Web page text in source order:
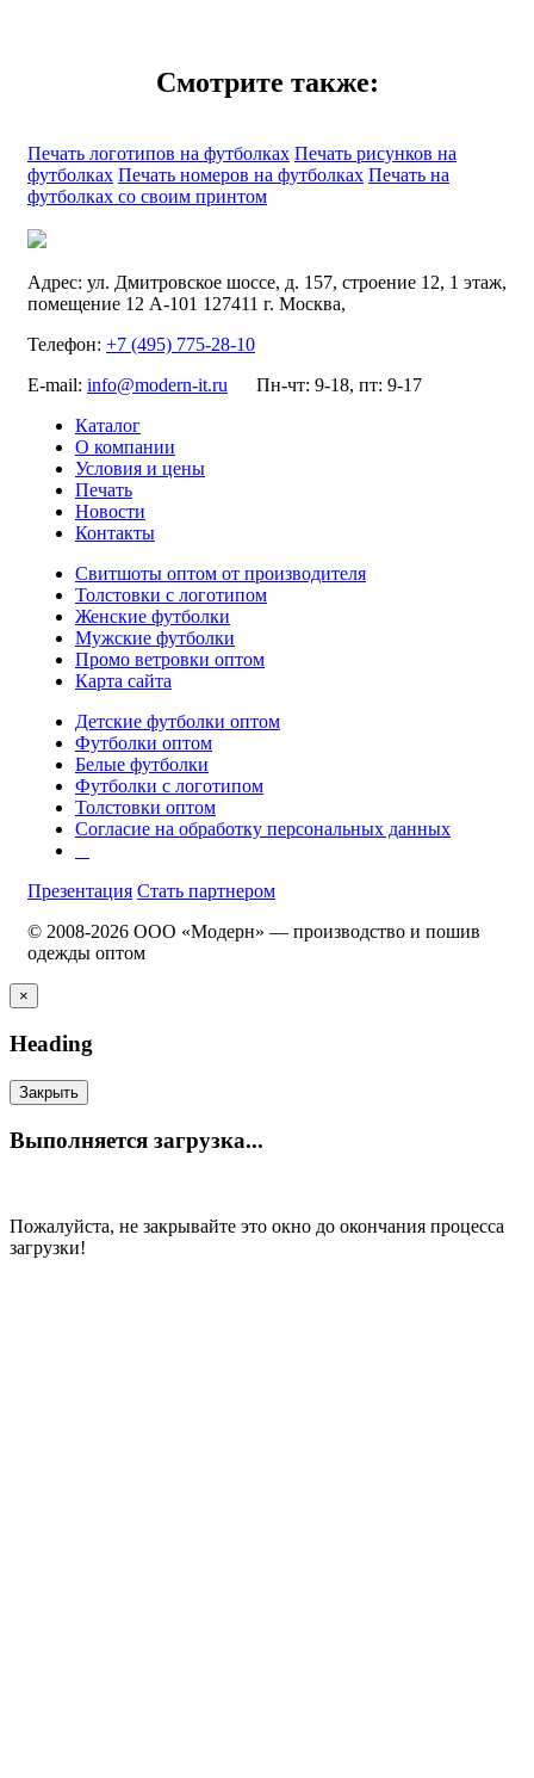
Смотрите также:
Печать логотипов на футболках Печать рисунков на
футболках Печать номеров на футболках Печать на
футболках со своим принтом
Адрес: ул. Дмитровское шоссе, д. 157, строение 12, 1 этаж,
помещение 12 А-101 127411 г. Москва,
Телефон: +7 (495) 775-28-10
E-mail: info@modern-it.ru
Пн-чт: 9-18, пт: 9-17
Каталог
О компании
Условия и цены
Печать
Новости
Контакты
Свитшоты оптом от производителя
Толстовки с логотипом
Женские футболки
Мужские футболки
Промо ветровки оптом
Карта сайта
Детские футболки оптом
Футболки оптом
Белые футболки
Футболки с логотипом
Толстовки оптом
Согласие на обработку персональных данных
Презентация Стать партнером
© 2008-2026 ООО «Модерн» — производство и пошив
одежды оптом
×
Heading
Закрыть
Выполняется загрузка...
Пожалуйста, не закрывайте это окно до окончания процесса
загрузки!